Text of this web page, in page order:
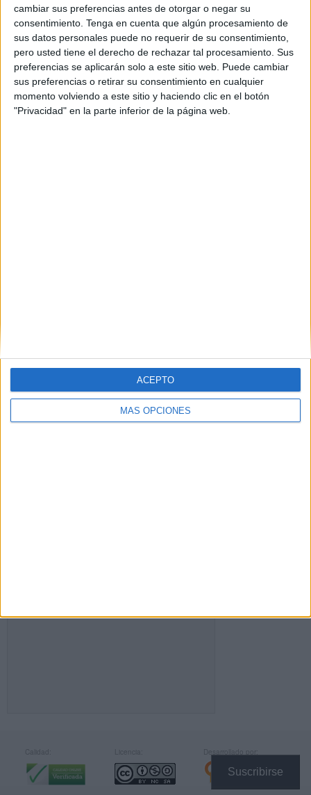
cambiar sus preferencias antes de otorgar o negar su
consentimiento. Tenga en cuenta que algún procesamiento de
sus datos personales puede no requerir de su consentimiento,
pero usted tiene el derecho de rechazar tal procesamiento. Sus
preferencias se aplicarán solo a este sitio web. Puede cambiar
sus preferencias o retirar su consentimiento en cualquier
momento volviendo a este sitio y haciendo clic en el botón
"Privacidad" en la parte inferior de la página web.
MÁS OPCIONES
ACEPTO
Suscribirse
SEGUIR LEYENDO
Buscar
SIGUE NUESTROS TABLEROS EN